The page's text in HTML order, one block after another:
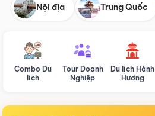
Nội địa Trung Quốc
Combo Du
lịch
Tour Doanh
Nghiệp
Du lịch Hành
Hương